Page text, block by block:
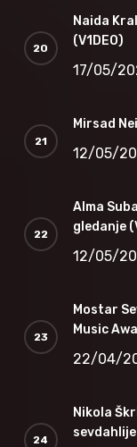
Naida
(V1DEO)
17/05/
Mirsad
12/05/
Alma
gledanje
12/05/
Mostar
Music
22/04/
Nikola